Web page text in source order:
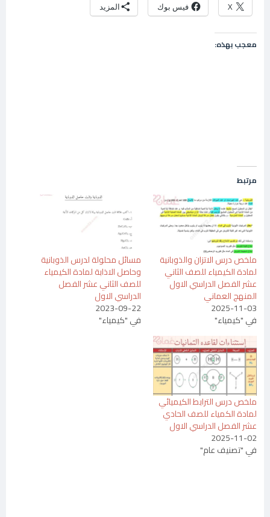
X فيس بوك المزيد
معجب بهذه:
مرتبط
ملخص درس الاتزان والذوبانية
لمادة الكيمياء للصف الثاني
عشر الفصل الدراسي الاول
المنهج العماني
2025-11-03
في "كيمياء"
مسائل محلولة لدرس الذوبانية
وحاصل الاذابة لمادة الكيمياء
للصف الثاني عشر الفصل
الدراسي الاول
2023-09-22
في "كيمياء"
ملخص درس الترابط الكيميائي
لمادة الكمياء للصف الحادي
عشر الفصل الدراسي الاول
2025-11-02
في "تصنيف عام"